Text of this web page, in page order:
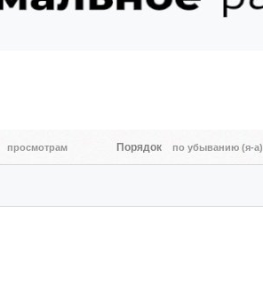
просмотрам Порядок по убыванию (я-а)